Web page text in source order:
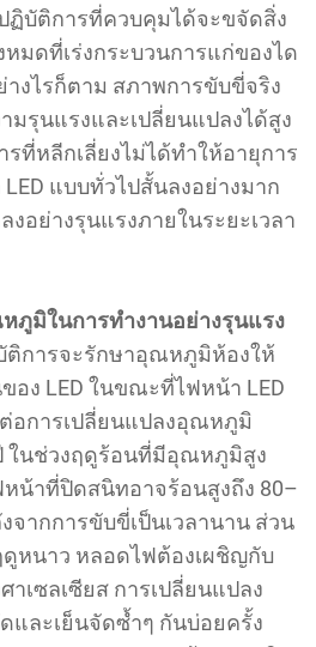
ฏิบัติการที่ควบคุมได้จะขจัดสิ่ง
มดที่เร่งกระบวนการแก่ของได
างไรก็ตาม สภาพการขับขี่จริง
รุนแรงและเปลี่ยนแปลงได้สูง
ที่หลีกเลี่ยงไม่ได้ทำให้อายุการ
แบบทั่วไปสั้นลงอย่างมาก
งอย่างรุนแรงภายในระยะเวลา
ภูมิในการทำงานอย่างรุนแรง
ติการจะรักษาอุณหภูมิห้องให้
อง LED ในขณะที่ไฟหน้า LED
อการเปลี่ยนแปลงอุณหภูมิ
ในช่วงฤดูร้อนที่มีอุณหภูมิสูง
น้าที่ปิดสนิทอาจร้อนสูงถึง 80–
จากการขับขี่เป็นเวลานาน ส่วน
หนาว หลอดไฟต้องเผชิญกับ
เซลเซียส การเปลี่ยนแปลง
ละเย็นจัดซ้ำๆ กันบ่อยครั้ง